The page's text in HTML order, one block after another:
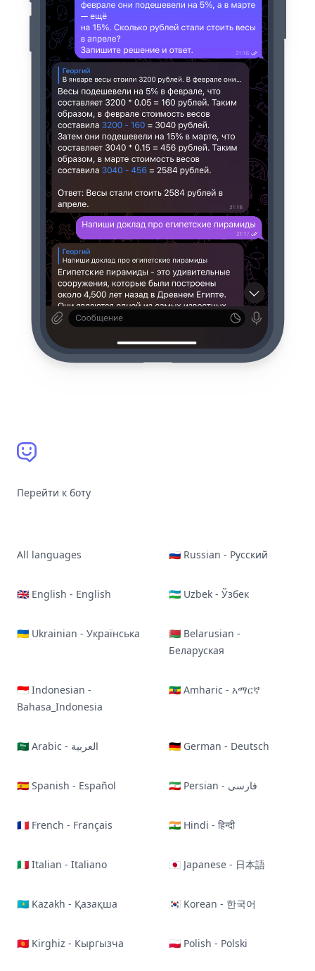
Перейти к боту
All languages 🇷🇺 Russian - Русский
🇬🇧 English - English 🇺🇿 Uzbek - Ўзбек
🇺🇦 Ukrainian - Українська
🇧🇾 Belarusian -
Беларуская
🇮🇩 Indonesian -
Bahasa_Indonesia
🇪🇹 Amharic - አማርኛ
🇸🇦 Arabic - العربية 🇩🇪 German - Deutsch
🇪🇸 Spanish - Español 🇮🇷 Persian - فارسی
🇫🇷 French - Français 🇮🇳 Hindi - हिन्दी
🇮🇹 Italian - Italiano 🇯🇵 Japanese - 日本語
🇰🇿 Kazakh - Қазақша 🇰🇷 Korean - 한국어
🇰🇬 Kirghiz - Кыргызча 🇵🇱 Polish - Polski